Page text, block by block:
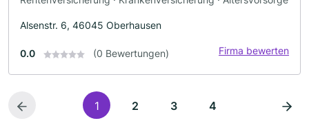
Alsenstr. 6, 46045 Oberhausen
0.0 (0 Bewertungen) Firma bewerten
1 2 3 4